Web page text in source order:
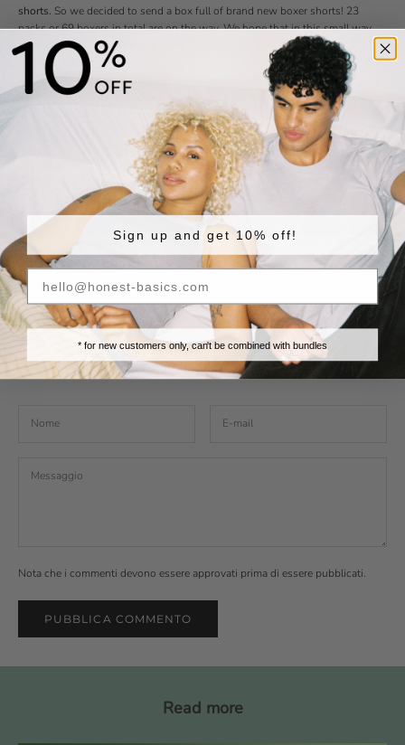
shorts. So we decided to send a box full of brand new boxer shorts! 23
packs or 69 boxers in total are on the way. We hope that in this small way,
we can help some of the most challenged people in our city, have a slightly
better winter. 🩶
Do you also want to donate or help? Check the website ofBerliner
Stadtmission
or of your local organisation. All little bits help, for example
also second hand underwear is appreciated, if it's freshly washed of course.
Scritto da Jan Hogenboom
Commenta
Questo sito è protetto da hCaptcha e applica leNorme sulla privacy
Termini di serviziodi hCaptcha.
Nota che i commenti devono essere approvati prima di essere pubblicati.
PUBBLICA COMMENTO
Read more
Sign up and get 10% off!
* for new customers only, can't be combined with bundles